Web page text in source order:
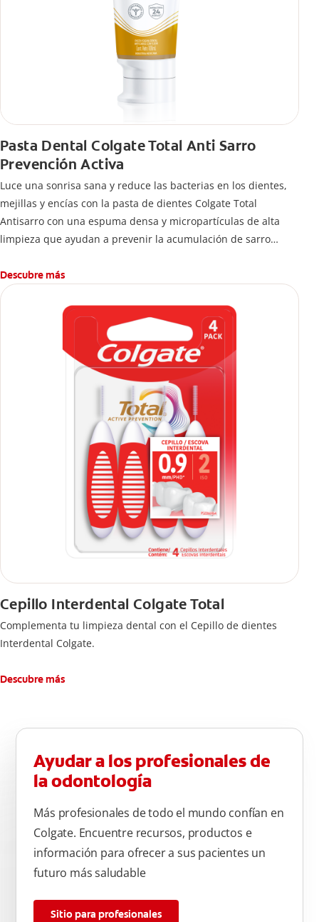
Pasta Dental Colgate Total Anti Sarro
Prevención Activa
Luce una sonrisa sana y reduce las bacterias en los dientes,
mejillas y encías con la pasta de dientes Colgate Total
Antisarro con una espuma densa y micropartículas de alta
limpieza que ayudan a prevenir la acumulación de sarro
Descubre más
Cepillo Interdental Colgate Total
Complementa tu limpieza dental con el Cepillo de dientes
Interdental Colgate.
Descubre más
Ayudar a los profesionales de
la odontología
Más profesionales de todo el mundo confían en
Colgate. Encuentre recursos, productos e
información para ofrecer a sus pacientes un
futuro más saludable
Sitio para profesionales